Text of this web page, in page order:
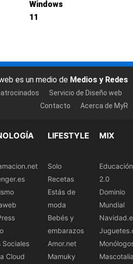
Windows
11
es un medio de Medios y Redes
Servicio de Diseño web
Contacto
Acerca de MyR
Sociales
Cloud
LIFESTYLE
Solo
Recetas
Estás de
moda
Bebés y
embarazos
Amor.net
Mamuky
MIX
Educación
2.0
Dominio
Mundial